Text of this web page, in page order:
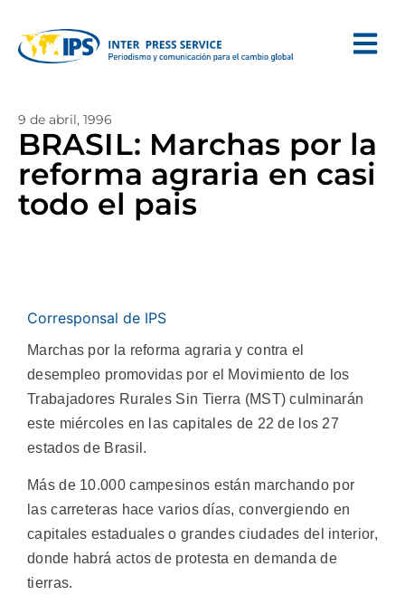
9 de abril, 1996
BRASIL: Marchas por la
reforma agraria en casi
todo el pais
Corresponsal de IPS
Marchas por la reforma agraria y contra el
desempleo promovidas por el Movimiento de los
Trabajadores Rurales Sin Tierra (MST) culminarán
este miércoles en las capitales de 22 de los 27
estados de Brasil.
Más de 10.000 campesinos están marchando por
las carreteras hace varios días, convergiendo en
capitales estaduales o grandes ciudades del interior,
donde habrá actos de protesta en demanda de
tierras.